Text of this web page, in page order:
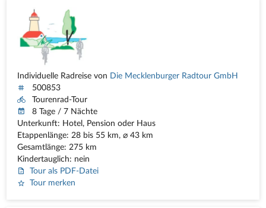
Individuelle Radreise von Die Mecklenburger Radtour GmbH
500853
Tourenrad-Tour
8 Tage / 7 Nächte
Unterkunft: Hotel, Pension oder Haus
Etappenlänge: 28 bis 55 km, ⌀ 43 km
Gesamtlänge: 275 km
Kindertauglich: nein
Tour als PDF-Datei
Tour merken